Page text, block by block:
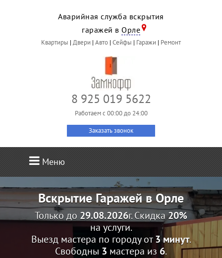
Аварийная служба вскрытия
гаражей в Орле
Квартиры | Двери | Авто | Сейфы | Гаражи | Ремонт
8 925 019 5622
Работаем c 00:00 до 24:00
Заказать звонок
Меню
Вскрытие Гаражей в Орле
Только до 29.08.2026г. Скидка20%
на услуги.
Выезд мастера по городу от3 минут.
Свободны 3 мастера из 6.